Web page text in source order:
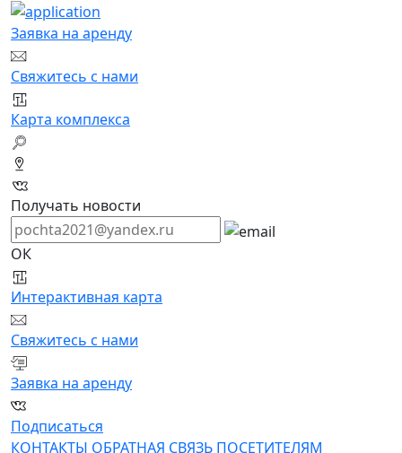
Заявка на аренду
Свяжитесь с нами
Карта комплекса
Получать новости
ОК
Интерактивная карта
Свяжитесь с нами
Заявка на аренду
Подписаться
КОНТАКТЫ ОБРАТНАЯ СВЯЗЬ ПОСЕТИТЕЛЯМ